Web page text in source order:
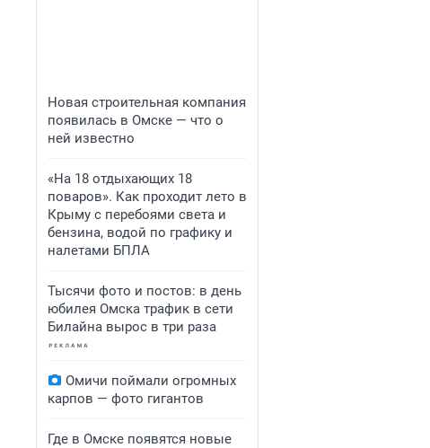
Новая строительная компания
появилась в Омске — что о
ней известно
«На 18 отдыхающих 18
поваров». Как проходит лето в
Крыму с перебоями света и
бензина, водой по графику и
налетами БПЛА
Тысячи фото и постов: в день
юбилея Омска трафик в сети
Билайна вырос в три раза
Омичи поймали огромных
карпов — фото гигантов
Где в Омске появятся новые